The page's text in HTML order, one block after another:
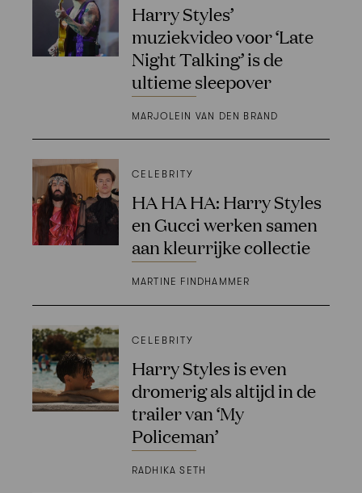
Harry Styles’
muziekvideo voor ‘Late
Night Talking’ is de
ultieme sleepover
MARJOLEIN VAN DEN BRAND
CELEBRITY
HA HA HA: Harry Styles
en Gucci werken samen
aan kleurrijke collectie
MARTINE FINDHAMMER
CELEBRITY
Harry Styles is even
dromerig als altijd in de
trailer van ‘My
Policeman’
RADHIKA SETH